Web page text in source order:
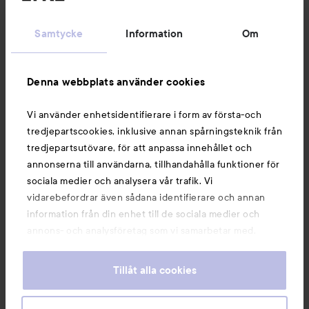
Samtycke Information Om
Denna webbplats använder cookies
Vi använder enhetsidentifierare i form av första-och
tredjepartscookies, inklusive annan spårningsteknik från
tredjepartsutövare, för att anpassa innehållet och
annonserna till användarna, tillhandahålla funktioner för
sociala medier och analysera vår trafik. Vi
vidarebefordrar även sådana identifierare och annan
information från din enhet till de sociala medier och
annons- och analysföretag som vi samarbetar med.
information som du har tillhandahållit eller som de har
våra cookies vid fortsatt användande av vår webbplats.
Tillåt alla cookies
Du kanske också gillar